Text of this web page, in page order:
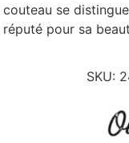
couteau se
réputé pour sa
SKU: